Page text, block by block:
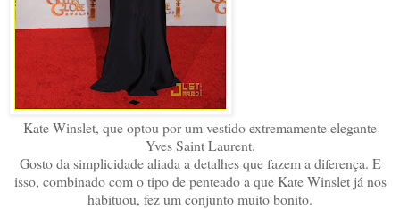
Kate Winslet, que optou porum vestido extremamente elegante
Yves Saint Laurent.
Gosto da simplicidade aliada a detalhes que fazem a diferença. E
isso, combinado com o tipo de penteado a que Kate Winslet já nos
habituou, fez um conjunto muito bonito.